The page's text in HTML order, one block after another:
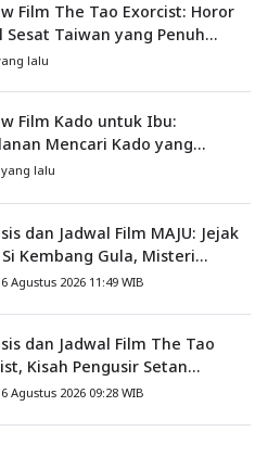
Film The Tao Exorcist: Horor
Sesat Taiwan yang Penuh
dan Teror Psikologis
lalu
Film Kado untuk Ibu:
Mencari Kado yang
Arti Keluarga
lalu
dan Jadwal Film MAJU: Jejak
Kembang Gula, Misteri
Bagas di Lokasi Jambore
Agustus 2026 11:49 WIB
dan Jadwal Film The Tao
Kisah Pengusir Setan
Kutukan Mematikan
Agustus 2026 09:28 WIB